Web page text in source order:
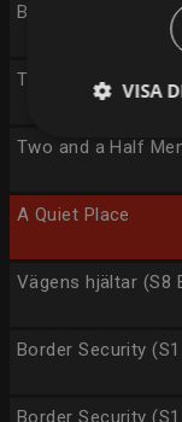
Big Bang Theory,
Two and a Half Men
Two and a Half
A Quiet Place
Vägens hjältar (S8
Border Security (S1
Border Security (S1
VISA